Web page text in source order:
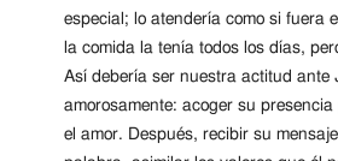
especial; lo atendería como si fuera
la comida la tenía todos los días,
Así debería ser nuestra actitud ante
amorosamente: acoger su
el amor. Después, recibir su